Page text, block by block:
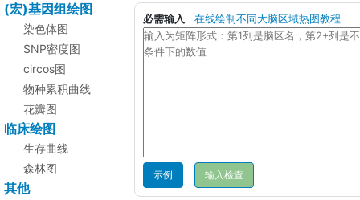
(宏)基因组绘图
染色体图
SNP密度图
circos图
物种累积曲线
花瓣图
临床绘图
生存曲线
森林图
其他
必需输入 在线绘制不同大脑区域热图教程
示例